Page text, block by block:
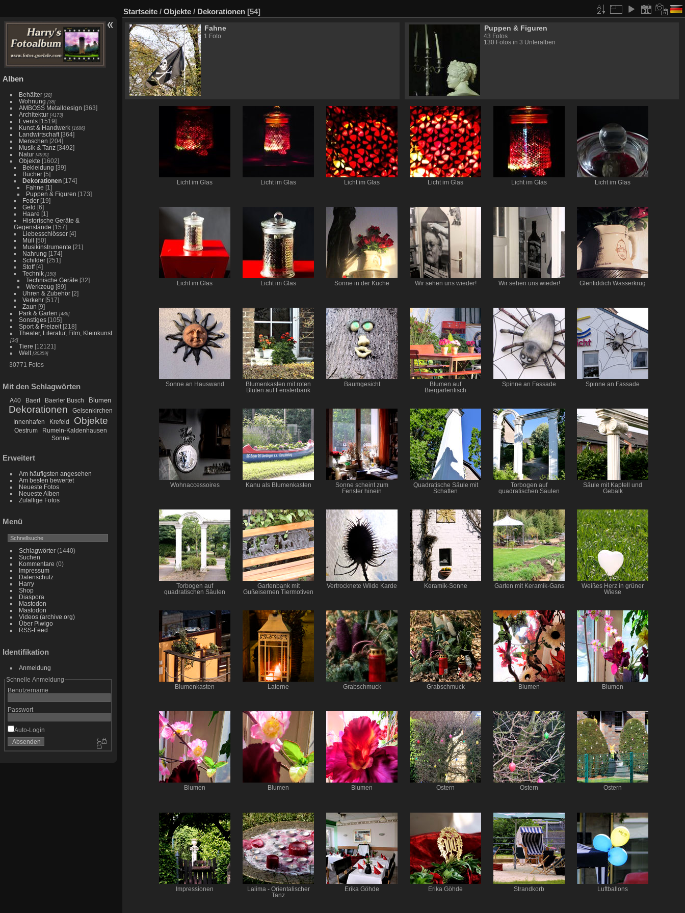
Alben
Behälter [28]
Wohnung [38]
AMBOSS Metalldesign [363]
Architektur [4173]
Events [1519]
Kunst & Handwerk [1686]
Landwirtschaft [364]
Menschen [204]
Musik & Tanz [3492]
Natur [4990]
Objekte [1602]
Bekleidung [39]
Bücher [5]
Dekorationen [174]
Fahne [1]
Puppen & Figuren [173]
Feder [19]
Geld [6]
Haare [1]
Historische Geräte &
Gegenstände [157]
Liebesschlösser [4]
Müll [50]
Musikinstrumente [21]
Nahrung [174]
Schilder [251]
Stoff [4]
Technik [150]
Technische Geräte [32]
Werkzeug [89]
Uhren & Zubehör [2]
Verkehr [517]
Zaun [9]
Park & Garten [486]
Sonstiges [105]
Sport & Freizeit [218]
Theater, Literatur, Film, Kleinkunst
[34]
Tiere [12121]
Welt [30359]
30771 Fotos
Mit den Schlagwörten
A40 Baerl Baerler Busch Blumen
Dekorationen
Gelsenkirchen
Innenhafen
Krefeld Objekte
Oestrum
Rumeln-Kaldenhausen
Sonne
Erweitert
Am häufigsten angesehen
Am besten bewertet
Neueste Fotos
Neueste Alben
Zufällige Fotos
Menü
Schlagwörter(1440)
Suchen
Kommentare (0)
Impressum
Datenschutz
Harry
Shop
Diaspora
Mastodon
Mastodon
Videos (archive.org)
Über Piwigo
RSS-Feed
Identifikation
Anmeldung
Schnelle Anmeldung
Benutzername
Passwort
Auto-Login
Startseite / Objekte / Dekorationen [54]
Fahne
1 Foto
Puppen & Figuren
43 Fotos
130 Fotos in 3 Unteralben
Licht im Glas Licht im Glas Licht im Glas Licht im Glas Licht im Glas Licht im Glas
Licht im Glas Licht im Glas Sonne in der Küche Wir sehen uns wieder! Wir sehen uns wieder! Glenfiddich Wasserkrug
Sonne an Hauswand
Blumenkasten mit roten
Blüten auf Fensterbank
Baumgesicht
Blumen auf
Biergartentisch
Spinne an Fassade Spinne an Fassade
Wohnaccessoires Kanu als Blumenkasten
Sonne scheint zum
Fenster hinein
Quadratische Säule mit
Schatten
Torbogen auf
quadratischen Säulen
Säule mit Kaptell und
Gebälk
Torbogen auf
quadratischen Säulen
Gartenbank mit
Gußeisernen Tiermotiven
Vertrocknete Wilde Karde Keramik-Sonne Garten mit Keramik-Gans
Weißes Herz in grüner
Wiese
Blumenkasten Laterne Grabschmuck Grabschmuck Blumen Blumen
Blumen Blumen Blumen Ostern Ostern Ostern
Impressionen
Lalima - Orientalischer
Tanz
Erika Göhde Erika Göhde Strandkorb Luftballons